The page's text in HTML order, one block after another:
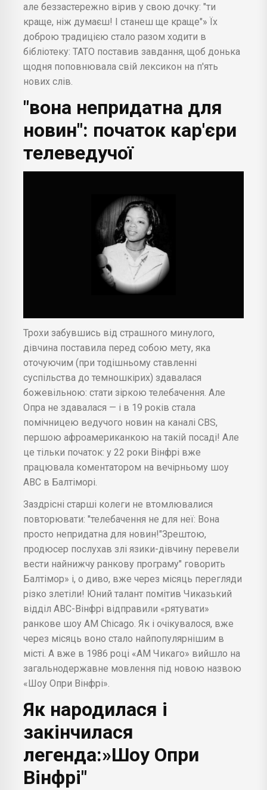
але беззастережно вірив у свою дочку: "ти
краще, ніж думаєш! І станеш ще краще"» Їх
доброю традицією стало разом ходити в
бібліотеку: ТАТО поставив завдання, щоб донька
щодня поповнювала свій лексикон на п'ять
нових слів.
"вона непридатна для
новин": початок кар'єри
телеведучої
Трохи забувшись від страшного минулого,
дівчина поставила перед собою мету, яка
оточуючим (при тодішньому ставленні
суспільства до темношкірих) здавалася
божевільною: стати зіркою телебачення. Але
Опра не здавалася — і в 19 років стала
помічницею ведучого новин на каналі CBS,
першою афроамериканкою на такій посаді! Але
це тільки початок: у 22 роки Вінфрі вже
працювала коментатором на вечірньому шоу
АВС в Балтіморі.
Заздрісні старші колеги не втомлювалися
повторювати: "телебачення не для неї: Вона
просто непридатна для новин!"Зрештою,
продюсер послухав злі язики-дівчину перевели
вести найнижчу ранкову програму" говорить
Балтімор» і, о диво, вже через місяць перегляди
різко злетіли! Юний талант помітив Чиказький
відділ АВС-Вінфрі відправили «рятувати»
ранкове шоу AM Chicago. Як і очікувалося, вже
через місяць воно стало найпопулярнішим в
місті. А вже в 1986 році «АМ Чикаго» вийшло на
загальнодержавне мовлення під новою назвою
«Шоу Опри Вінфрі».
Як народилася і
закінчилася
легенда:»Шоу Опри
Вінфрі"